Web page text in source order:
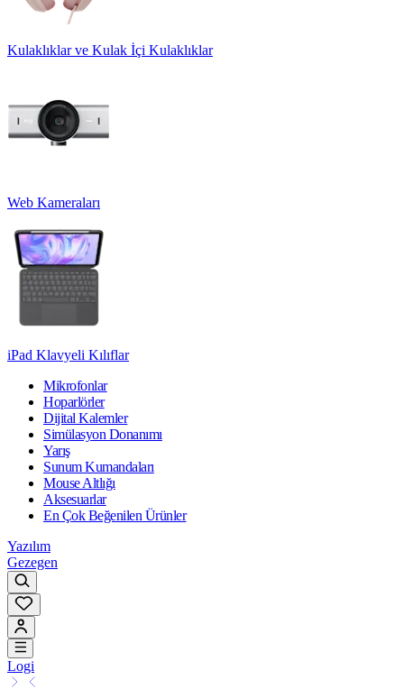
Kulaklıklar ve Kulak İçi Kulaklıklar
Web Kameraları
iPad Klavyeli Kılıflar
Mikrofonlar
Hoparlörler
Dijital Kalemler
Simülasyon Donanımı
Yarış
Sunum Kumandaları
Mouse Altlığı
Aksesuarlar
En Çok Beğenilen Ürünler
Yazılım
Gezegen
Logi